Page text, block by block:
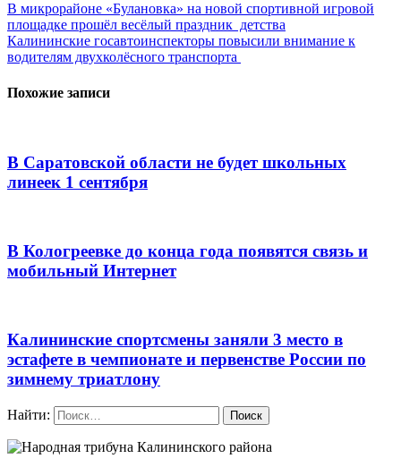
В микрорайоне «Булановка» на новой спортивной игровой
площадке прошёл весёлый праздник детства
Калининские госавтоинспекторы повысили внимание к
водителям двухколёсного транспорта
Похожие записи
В Саратовской области не будет школьных
линеек 1 сентября
В Кологреевке до конца года появятся связь и
мобильный Интернет
Калининские спортсмены заняли 3 место в
эстафете в чемпионате и первенстве России по
зимнему триатлону
Найти: